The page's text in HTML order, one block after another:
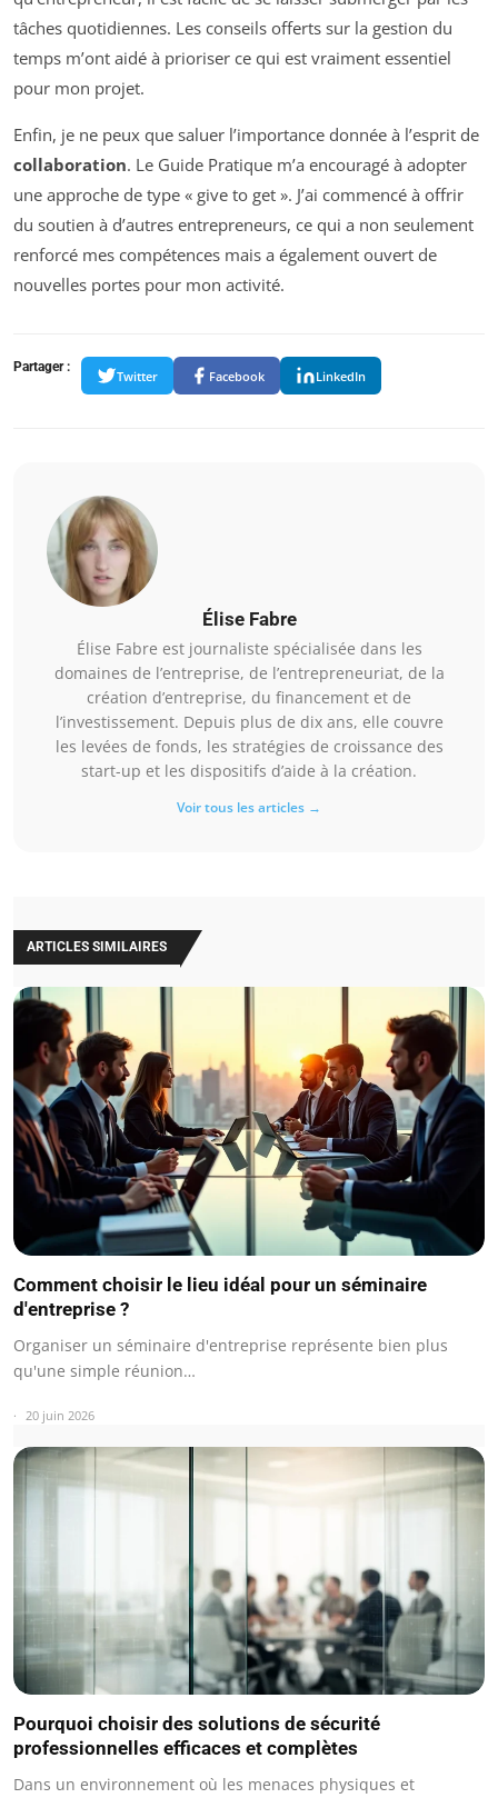
tâches quotidiennes. Les conseils offerts sur la gestion du
temps m’ont aidé à prioriser ce qui est vraiment essentiel
pour mon projet.
Enfin, je ne peux que saluer l’importance donnée à l’esprit de
collaboration. Le Guide Pratique m’a encouragé à adopter
une approche de type « give to get ». J’ai commencé à offrir
du soutien à d’autres entrepreneurs, ce qui a non seulement
renforcé mes compétences mais a également ouvert de
nouvelles portes pour mon activité.
Partager :
Twitter Facebook LinkedIn
Élise Fabre
Élise Fabre est journaliste spécialisée dans les
domaines de l’entreprise, de l’entrepreneuriat, de la
création d’entreprise, du financement et de
l’investissement. Depuis plus de dix ans, elle couvre
les levées de fonds, les stratégies de croissance des
start-up et les dispositifs d’aide à la création.
Voir tous les articles →
ARTICLES SIMILAIRES
Comment choisir le lieu idéal pour un séminaire
d'entreprise ?
Organiser un séminaire d'entreprise représente bien plus
qu'une simple réunion…
20 juin 2026
Pourquoi choisir des solutions de sécurité
professionnelles efficaces et complètes
Dans un environnement où les menaces physiques et